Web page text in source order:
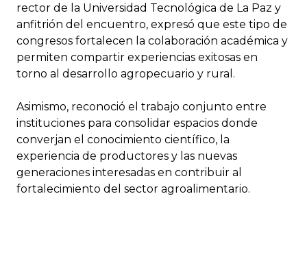
rector de la Universidad Tecnológica de La Paz y
anfitrión del encuentro, expresó que este tipo de
congresos fortalecen la colaboración académica y
permiten compartir experiencias exitosas en
torno al desarrollo agropecuario y rural.
Asimismo, reconoció el trabajo conjunto entre
instituciones para consolidar espacios donde
converjan el conocimiento científico, la
experiencia de productores y las nuevas
generaciones interesadas en contribuir al
fortalecimiento del sector agroalimentario.